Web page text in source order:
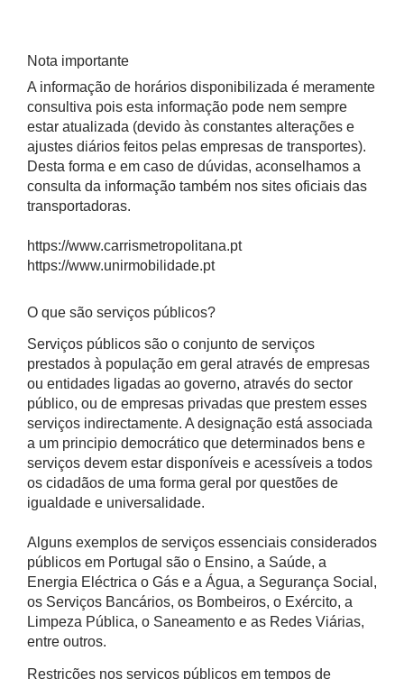
Nota importante
A informação de horários disponibilizada é meramente
consultiva pois esta informação pode nem sempre
estar atualizada (devido às constantes alterações e
ajustes diários feitos pelas empresas de transportes).
Desta forma e em caso de dúvidas, aconselhamos a
consulta da informação também nos sites oficiais das
transportadoras.
https://www.carrismetropolitana.pt
https://www.unirmobilidade.pt
O que são serviços públicos?
Serviços públicos são o conjunto de serviços
prestados à população em geral através de empresas
ou entidades ligadas ao governo, através do sector
público, ou de empresas privadas que prestem esses
serviços indirectamente. A designação está associada
a um principio democrático que determinados bens e
serviços devem estar disponíveis e acessíveis a todos
os cidadãos de uma forma geral por questões de
igualdade e universalidade.
Alguns exemplos de serviços essenciais considerados
públicos em Portugal são o Ensino, a Saúde, a
Energia Eléctrica o Gás e a Água, a Segurança Social,
os Serviços Bancários, os Bombeiros, o Exército, a
Limpeza Pública, o Saneamento e as Redes Viárias,
entre outros.
Restrições nos serviços públicos em tempos de